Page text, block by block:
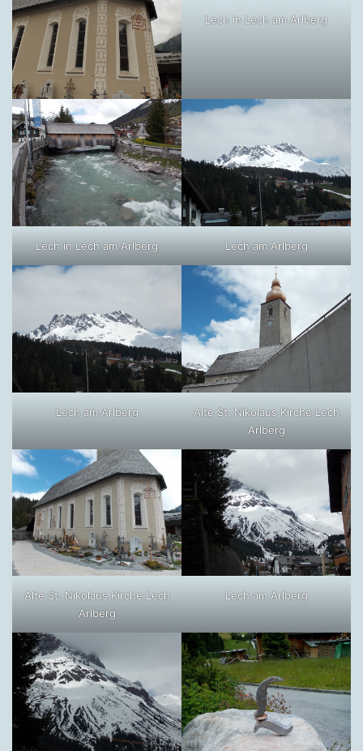
Lech in Lech am Arlberg
Lech in Lech am Arlberg Lech am Arlberg
Lech am Arlberg
Alte St. Nikolaus Kirche Lech
Arlberg
Alte St. Nikolaus Kirche Lech
Arlberg
Lech am Arlberg